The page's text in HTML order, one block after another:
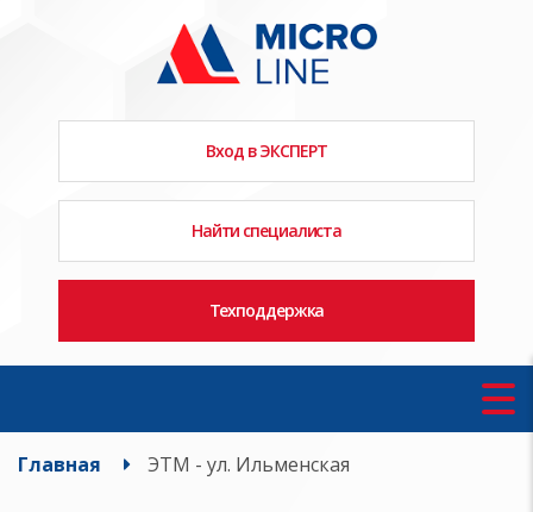
Вход в ЭКСПЕРТ
Найти специалиста
Техподдержка
Главная ЭТМ - ул. Ильменская